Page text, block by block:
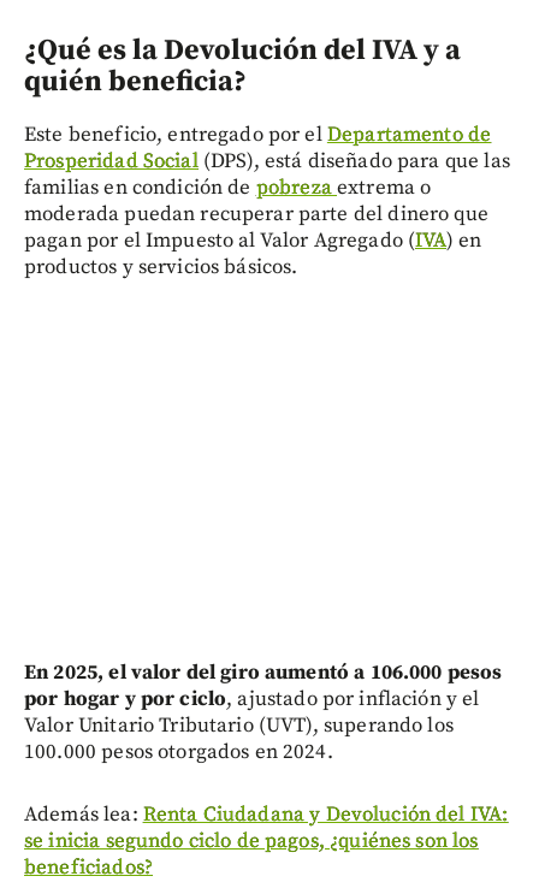
¿Qué es la Devolución del IVA y a
quién beneficia?
Este beneficio, entregado por elDepartamento de
Prosperidad Social(DPS), está diseñado para que las
familias en condición de pobrezaextrema o
moderada puedan recuperar parte del dinero que
pagan por el Impuesto al Valor Agregado (IVA) en
productos y servicios básicos.
En 2025, el valor del giro aumentó a 106.000 pesos
por hogar y por ciclo, ajustado por inflación y el
Valor Unitario Tributario (UVT), superando los
100.000 pesos otorgados en 2024.
Además lea: Renta Ciudadana y Devolución del IVA:
se inicia segundo ciclo de pagos, ¿quiénes son los
beneficiados?